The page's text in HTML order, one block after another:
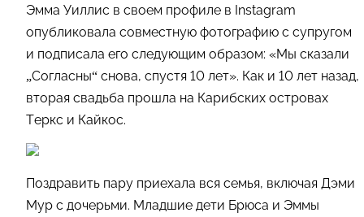
Эмма Уиллис в своем профиле в Instagram
опубликовала совместную фотографию с супругом
и подписала его следующим образом: «Мы сказали
„Согласны“ снова, спустя 10 лет». Как и 10 лет назад,
вторая свадьба прошла на Карибских островах
Теркс и Кайкос.
Поздравить пару приехала вся семья, включая Дэми
Мур с дочерьми. Младшие дети Брюса и Эммы